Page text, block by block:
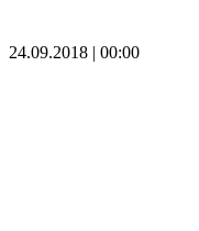
24.09.2018 | 00:00